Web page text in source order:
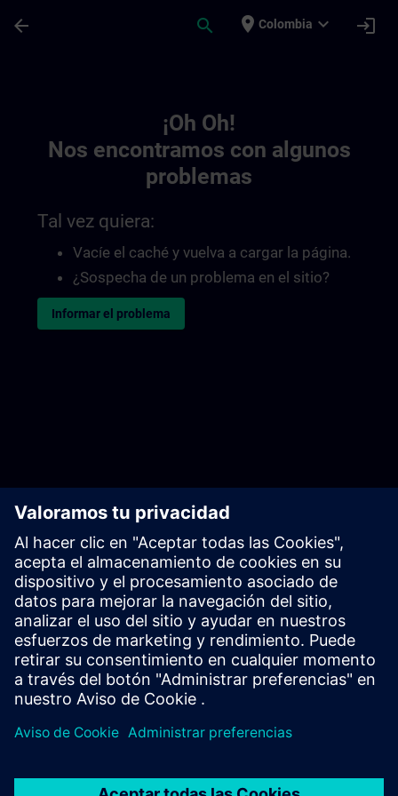
arrow_back search place Colombia expand_more login
¡Oh Oh!
Nos encontramos con algunos
problemas
Tal vez quiera:
Vacíe el caché y vuelva a cargar la página.
¿Sospecha de un problema en el sitio?
Informar el problema